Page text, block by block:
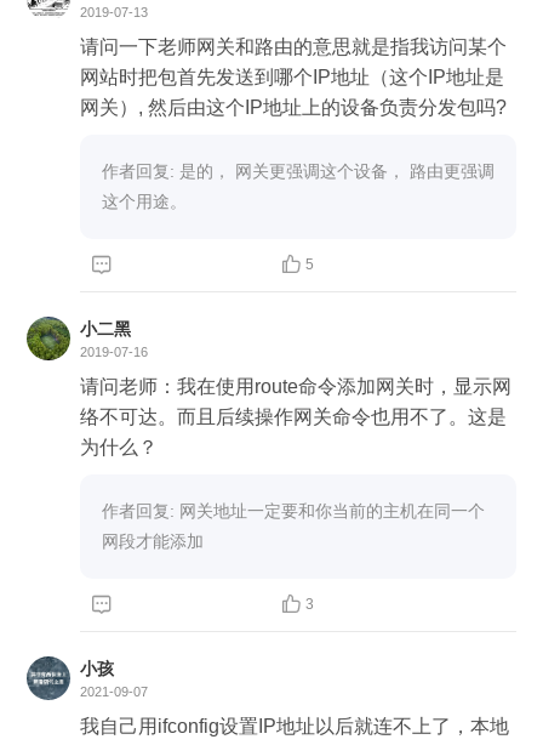
2019-07-13
请问一下老师网关和路由的意思就是指我访问某个
网站时把包首先发送到哪个IP地址（这个IP地址是
网关）, 然后由这个IP地址上的设备负责分发包吗?
作者回复: 是的， 网关更强调这个设备， 路由更强调
  5
小二黑
2019-07-16
请问老师：我在使用route命令添加网关时，显示网
络不可达。而且后续操作网关命令也用不了。这是
为什么？
作者回复: 网关地址一定要和你当前的主机在同一个
网段才能添加
  3
小孩
2021-09-07
我自己用ifconfig设置IP地址以后就连不上了，本地